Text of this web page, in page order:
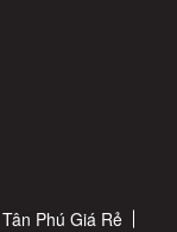
Phú Giá Rẻ